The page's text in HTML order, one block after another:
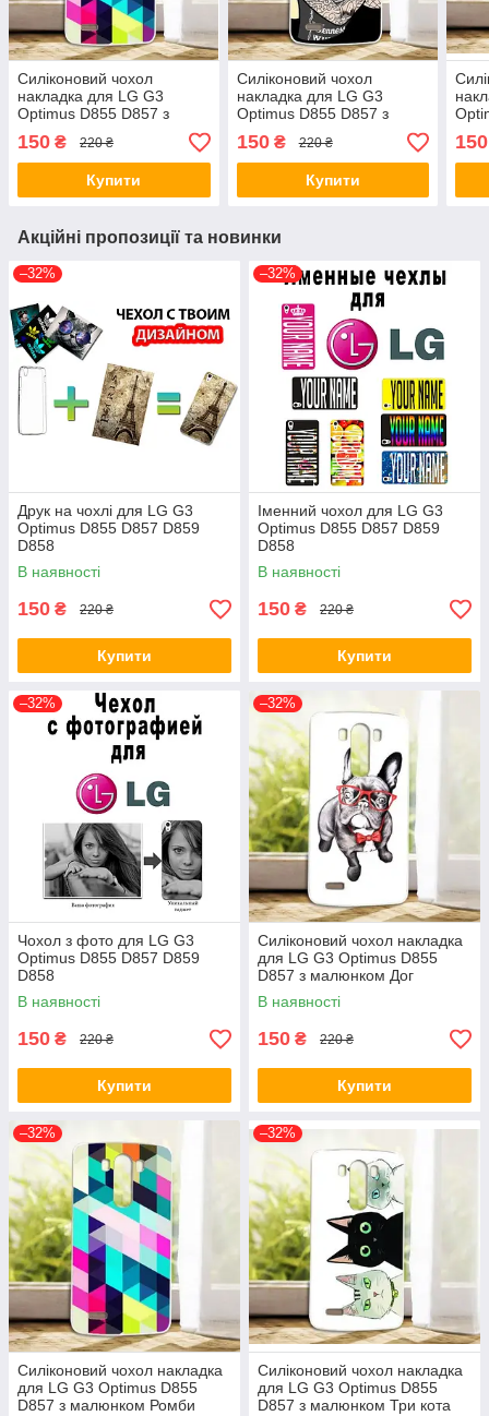
Силіконовий чохол
накладка для LG G3
Optimus D855 D857 з
малюнком Ромби
150 ₴ 220 ₴
Купити
Силіконовий чохол
накладка для LG G3
Optimus D855 D857 з
малюнком Попелюшка
150₴ 220 ₴
Купити
150
Акційні пропозиції та новинки
–32%
Друк на чохлі для LG G3
Optimus D855 D857 D859
D858
В наявності
150 ₴ 220 ₴
Купити
–32%
Іменний чохол для LG G3
Optimus D855 D857 D859
D858
В наявності
150 ₴ 220 ₴
Купити
–32%
Чохол з фото для LG G3
Optimus D855 D857 D859
D858
В наявності
150 ₴ 220 ₴
Купити
–32%
Силіконовий чохол накладка
для LG G3 Optimus D855
D857 з малюнком Дог
В наявності
150 ₴ 220 ₴
Купити
–32%
Силіконовий чохол накладка
для LG G3 Optimus D855
D857 з малюнком Ромби
–32%
Силіконовий чохол накладка
для LG G3 Optimus D855
D857 з малюнком Три кота